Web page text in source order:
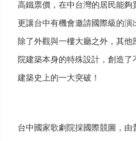
高鐵票價，在中台灣的居民能夠
更讓台中有機會邀請國際級的
除了外觀與一樓大廳之外，其他
院建築本身的特殊設計，創造
建築史上的一大突破！
台中國家歌劇院採國際競圖，由